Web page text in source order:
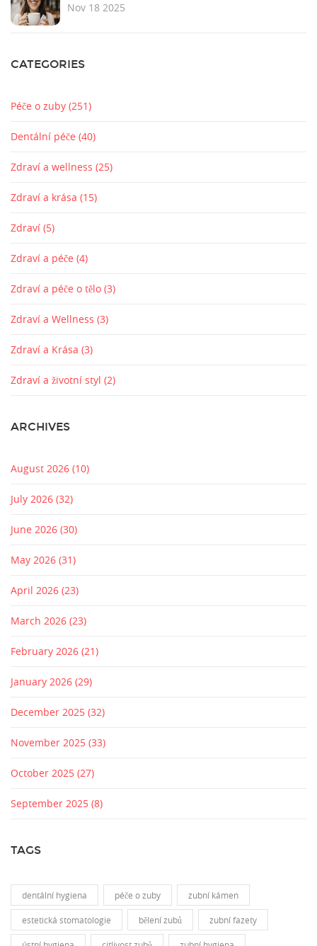
Nov 18 2025
CATEGORIES
Péče o zuby (251)
Dentální péče (40)
Zdraví a wellness (25)
Zdraví a krása (15)
Zdraví (5)
Zdraví a péče (4)
Zdraví a péče o tělo (3)
Zdraví a Wellness (3)
Zdraví a Krása (3)
Zdraví a životní styl (2)
ARCHIVES
August 2026 (10)
July 2026 (32)
June 2026 (30)
May 2026 (31)
April 2026 (23)
March 2026 (23)
February 2026 (21)
January 2026 (29)
December 2025 (32)
November 2025 (33)
October 2025 (27)
September 2025 (8)
TAGS
dentální hygiena péče o zuby zubní kámen
estetická stomatologie bělení zubů zubní fazety